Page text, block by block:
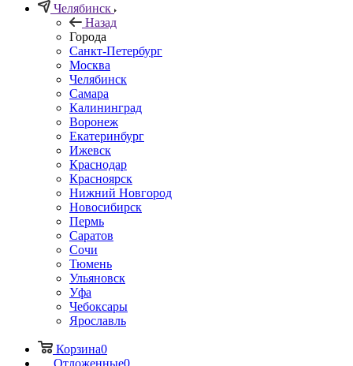
Челябинск
Назад
Города
Санкт-Петербург
Москва
Челябинск
Самара
Калининград
Воронеж
Екатеринбург
Ижевск
Краснодар
Красноярск
Нижний Новгород
Новосибирск
Пермь
Саратов
Сочи
Тюмень
Ульяновск
Уфа
Чебоксары
Ярославль
Корзина0
Отложенные0